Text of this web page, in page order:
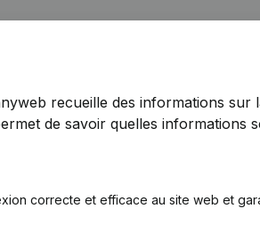
recueille des informations sur
de savoir quelles informations
correcte et efficace au site web et